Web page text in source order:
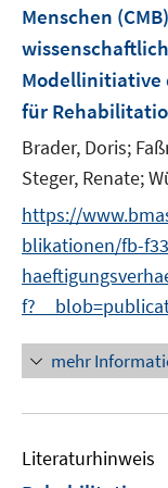
Menschen (CMB)
Modellinitiative
für
Brader, Doris;
Steger, Renate;
https://
blikationen/fb-
mehr
Literaturhinweis